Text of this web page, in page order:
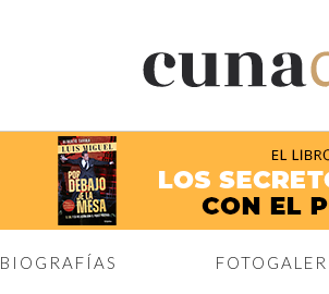
BIOGRAFÍAS